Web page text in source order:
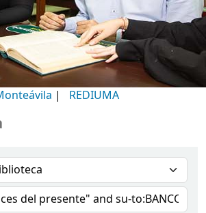
| REDIUMA